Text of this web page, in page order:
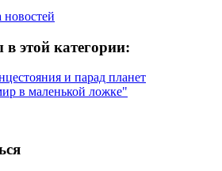
новостей
этой категории:
и парад планет
в маленькой ложке"